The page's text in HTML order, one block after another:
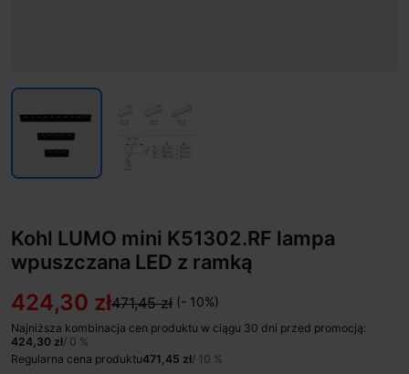
Kohl LUMO mini K51302.RF lampa
wpuszczana LED z ramką
424,30 zł471,45 zł (- 10%)
Najniższa kombinacja cen produktu w ciągu 30 dni przed promocją:
424,30 zł/ 0 %
Regularna cena produktu471,45 zł/ 10 %